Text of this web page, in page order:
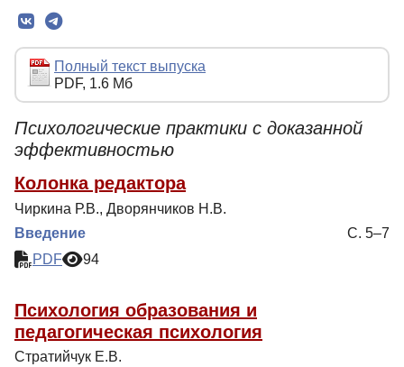
Редколлегия
Редакционная политика
Индексирование
Для авторов
Рубрики
Препринты
Подписка
Контакты
Полный текст выпуска
PDF, 1.6 Мб
Психологические практики с доказанной
эффективностью
Колонка редактора
Чиркина Р.В., Дворянчиков Н.В.
Введение
С. 5–7
PDF
94
Психология образования и
педагогическая психология
Стратийчук Е.В.